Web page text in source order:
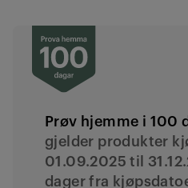
Prøv hjemme i 100
gjelder produkter
01.09.2025 til
dager fra